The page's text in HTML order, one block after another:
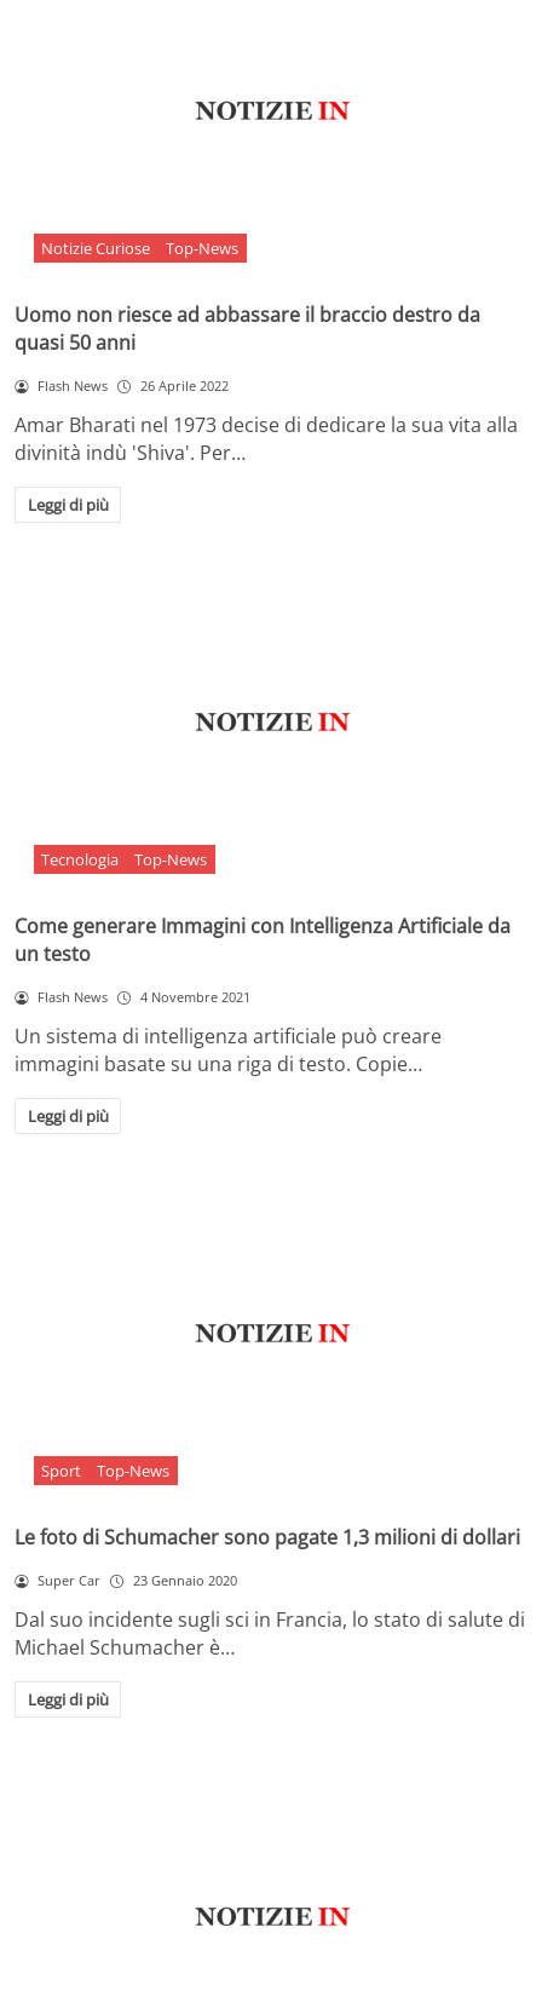
Notizie Curiose Top-News
Uomo non riesce ad abbassare il braccio destro da
quasi 50 anni
Flash News 26 Aprile 2022
Amar Bharati nel 1973 decise di dedicare la sua vita alla
divinità indù 'Shiva'. Per…
Leggi di più
Tecnologia Top-News
Come generare Immagini con Intelligenza Artificiale da
un testo
Flash News 4 Novembre 2021
Un sistema di intelligenza artificiale può creare
immagini basate su una riga di testo. Copie…
Leggi di più
Sport Top-News
Le foto di Schumacher sono pagate 1,3 milioni di dollari
Super Car 23 Gennaio 2020
Dal suo incidente sugli sci in Francia, lo stato di salute di
Michael Schumacher è…
Leggi di più